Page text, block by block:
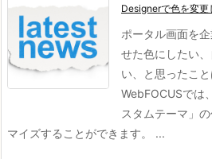
Designerで色を変更
ポータル画面を
せた色にしたい
い、と思ったこ
WebFOCUSでは
スタムテーマ」
マイズすることができます。 ...